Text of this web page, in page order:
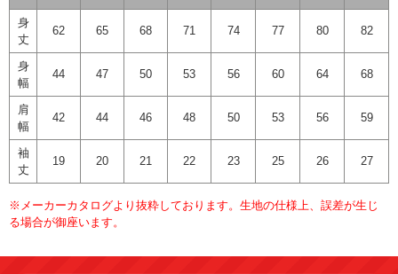
身
丈
62 65 68 71 74 77 80 82
身
幅
44 47 50 53 56 60 64 68
肩
幅
42 44 46 48 50 53 56 59
袖
丈
19 20 21 22 23 25 26 27
※メーカーカタログより抜粋しております。生地の仕様上、誤差が生じ
る場合が御座います。